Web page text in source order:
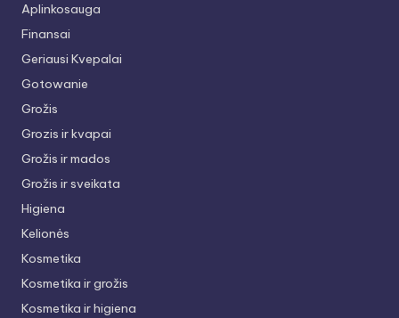
Aplinkosauga
Finansai
Geriausi Kvepalai
Gotowanie
Grožis
Grozis ir kvapai
Grožis ir mados
Grožis ir sveikata
Higiena
Kelionės
Kosmetika
Kosmetika ir grožis
Kosmetika ir higiena